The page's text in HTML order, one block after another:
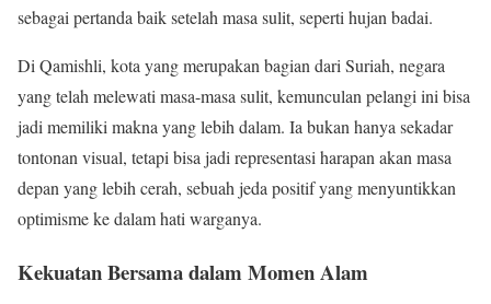
sebagai pertanda baik setelah masa sulit, seperti hujan badai.
Di Qamishli, kota yang merupakan bagian dari Suriah, negara
yang telah melewati masa-masa sulit, kemunculan pelangi ini bisa
jadi memiliki makna yang lebih dalam. Ia bukan hanya sekadar
tontonan visual, tetapi bisa jadi representasi harapan akan masa
depan yang lebih cerah, sebuah jeda positif yang menyuntikkan
optimisme ke dalam hati warganya.
Kekuatan Bersama dalam Momen Alam